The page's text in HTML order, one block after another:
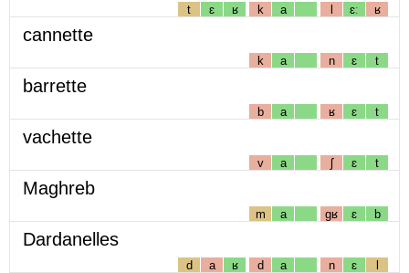
t ɛ ʁ k a l ɛː ʁ
cannette
k a n ɛ t
barrette
b a ʁ ɛ t
vachette
v a ʃ ɛ t
Maghreb
m a gʁ ɛ b
Dardanelles
d a ʁ d a n ɛ l